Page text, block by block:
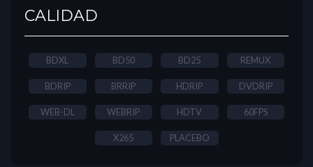
CALIDAD
BDXL BD50 BD25 REMUX
BDRIP BRRIP HDRIP DVDRIP
WEB-DL WEBRIP HDTV 60FPS
X265 PLACEBO